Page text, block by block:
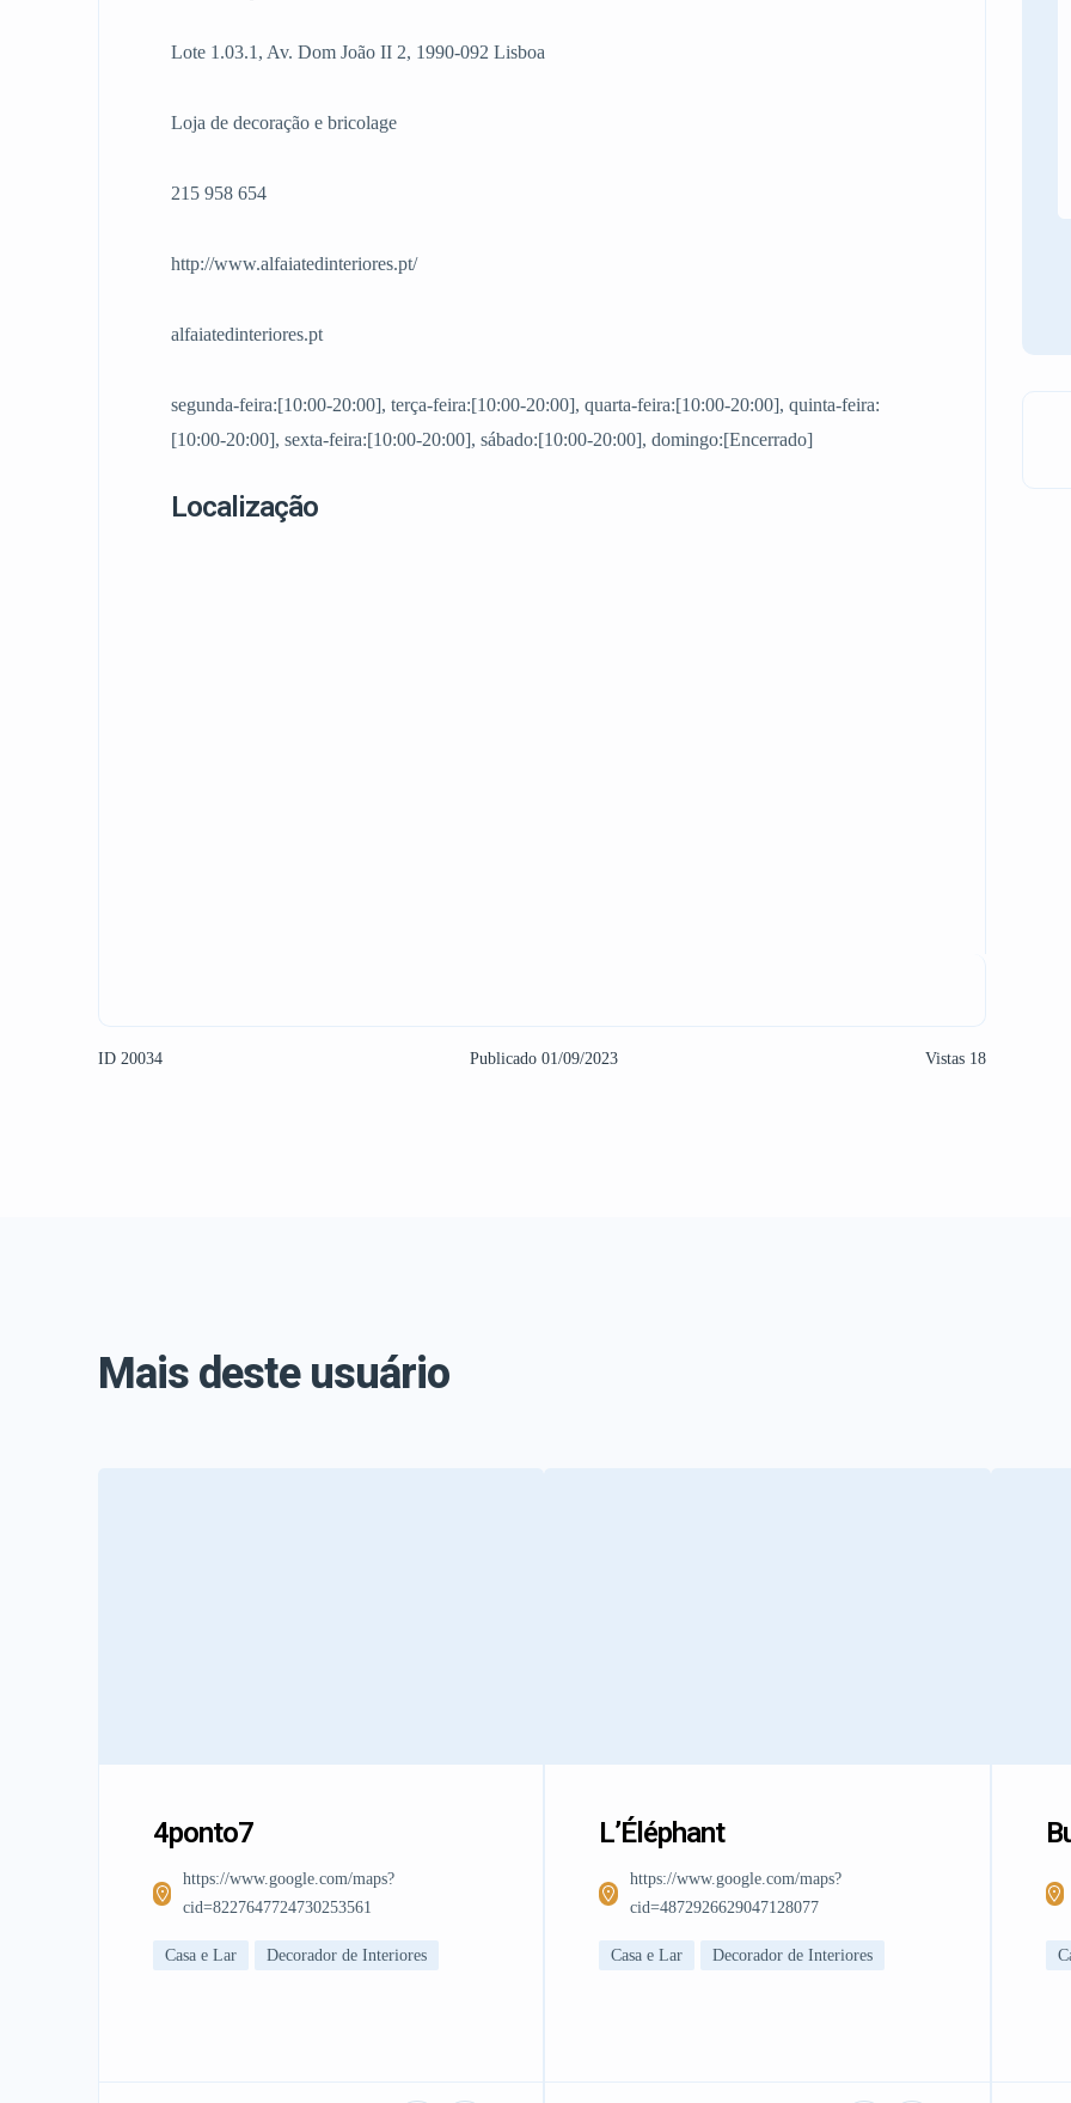
Lote 1.03.1, Av. Dom João II 2, 1990-092 Lisboa
Loja de decoração e bricolage
215 958 654
http://www.alfaiatedinteriores.pt/
alfaiatedinteriores.pt
segunda-feira:[10:00-20:00], terça-feira:[10:00-20:00], quarta-feira:[10:00-20:00], quinta-feira:
[10:00-20:00], sexta-feira:[10:00-20:00], sábado:[10:00-20:00], domingo:[Encerrado]
Localização
ID 20034 Publicado 01/09/2023 Vistas 18
Mais deste usuário
4ponto7
https://www.google.com/maps?
cid=8227647724730253561
Casa e Lar Decorador de Interiores
L’Éléphant
https://www.google.com/maps?
cid=4872926629047128077
Casa e Lar Decorador de Interiores